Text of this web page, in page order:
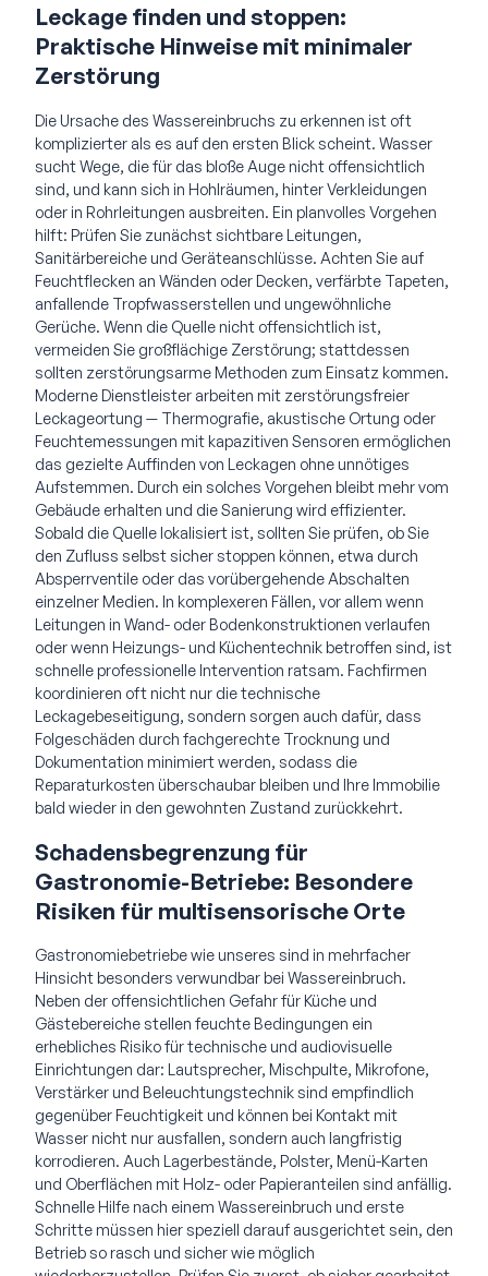
Leckage finden und stoppen:
Praktische Hinweise mit minimaler
Zerstörung
Die Ursache des Wassereinbruchs zu erkennen ist oft
komplizierter als es auf den ersten Blick scheint. Wasser
sucht Wege, die für das bloße Auge nicht offensichtlich
sind, und kann sich in Hohlräumen, hinter Verkleidungen
oder in Rohrleitungen ausbreiten. Ein planvolles Vorgehen
hilft: Prüfen Sie zunächst sichtbare Leitungen,
Sanitärbereiche und Geräteanschlüsse. Achten Sie auf
Feuchtflecken an Wänden oder Decken, verfärbte Tapeten,
anfallende Tropfwasserstellen und ungewöhnliche
Gerüche. Wenn die Quelle nicht offensichtlich ist,
vermeiden Sie großflächige Zerstörung; stattdessen
sollten zerstörungsarme Methoden zum Einsatz kommen.
Moderne Dienstleister arbeiten mit zerstörungsfreier
Leckageortung — Thermografie, akustische Ortung oder
Feuchtemessungen mit kapazitiven Sensoren ermöglichen
das gezielte Auffinden von Leckagen ohne unnötiges
Aufstemmen. Durch ein solches Vorgehen bleibt mehr vom
Gebäude erhalten und die Sanierung wird effizienter.
Sobald die Quelle lokalisiert ist, sollten Sie prüfen, ob Sie
den Zufluss selbst sicher stoppen können, etwa durch
Absperrventile oder das vorübergehende Abschalten
einzelner Medien. In komplexeren Fällen, vor allem wenn
Leitungen in Wand- oder Bodenkonstruktionen verlaufen
oder wenn Heizungs- und Küchentechnik betroffen sind, ist
schnelle professionelle Intervention ratsam. Fachfirmen
koordinieren oft nicht nur die technische
Leckagebeseitigung, sondern sorgen auch dafür, dass
Folgeschäden durch fachgerechte Trocknung und
Dokumentation minimiert werden, sodass die
Reparaturkosten überschaubar bleiben und Ihre Immobilie
bald wieder in den gewohnten Zustand zurückkehrt.
Schadensbegrenzung für
Gastronomie-Betriebe: Besondere
Risiken für multisensorische Orte
Gastronomiebetriebe wie unseres sind in mehrfacher
Hinsicht besonders verwundbar bei Wassereinbruch.
Neben der offensichtlichen Gefahr für Küche und
Gästebereiche stellen feuchte Bedingungen ein
erhebliches Risiko für technische und audiovisuelle
Einrichtungen dar: Lautsprecher, Mischpulte, Mikrofone,
Verstärker und Beleuchtungstechnik sind empfindlich
gegenüber Feuchtigkeit und können bei Kontakt mit
Wasser nicht nur ausfallen, sondern auch langfristig
korrodieren. Auch Lagerbestände, Polster, Menü-Karten
und Oberflächen mit Holz- oder Papieranteilen sind anfällig.
Schnelle Hilfe nach einem Wassereinbruch und erste
Schritte müssen hier speziell darauf ausgerichtet sein, den
Betrieb so rasch und sicher wie möglich